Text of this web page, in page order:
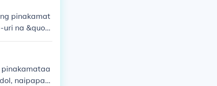
pinakamat
uri na &quot;
sa lahat ng
ng su
naipapah